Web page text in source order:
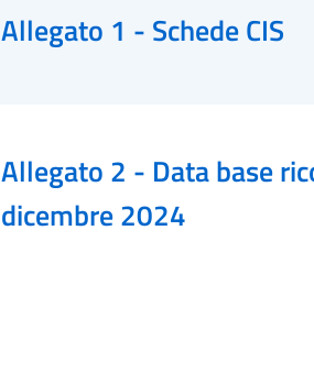
Allegato 1 - Schede CIS
Allegato 2 - Data base
dicembre 2024